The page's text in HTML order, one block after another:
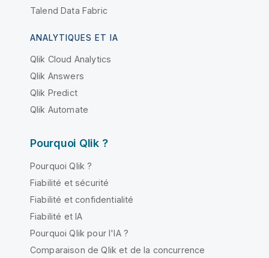
Talend Data Fabric
ANALYTIQUES ET IA
Qlik Cloud Analytics
Qlik Answers
Qlik Predict
Qlik Automate
Pourquoi Qlik ?
Pourquoi Qlik ?
Fiabilité et sécurité
Fiabilité et confidentialité
Fiabilité et IA
Pourquoi Qlik pour l'IA ?
Comparaison de Qlik et de la concurrence